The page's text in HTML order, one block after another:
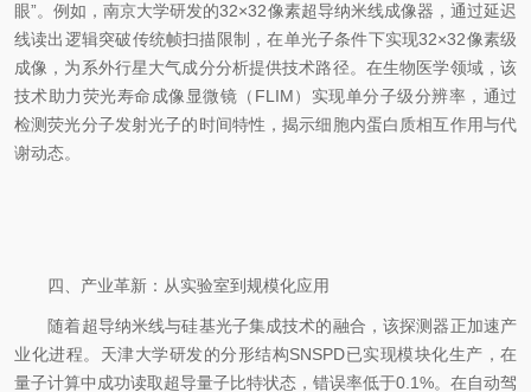
眼”。例如，南京大学研发的32×32像素超导纳米线成像器，通过延迟
线读出逻辑突破传统帧扫描限制，在单光子条件下实现32×32像素级
成像，为系外行星大气成分分析提供技术路径。在生物医学领域，该
技术助力荧光寿命成像显微镜（FLIM）实现单分子级分辨率，通过
检测荧光分子发射光子的时间特性，揭示细胞内蛋白质相互作用与代
谢动态。
四、产业革新：从实验室到规模化应用
随着超导纳米线与硅基光子集成技术的融合，该探测器正加速产
业化进程。天津大学研发的分形结构SNSPD已实现模块化生产，在
量子计算中成功读取超导量子比特状态，错误率低于0.1%。在自动驾